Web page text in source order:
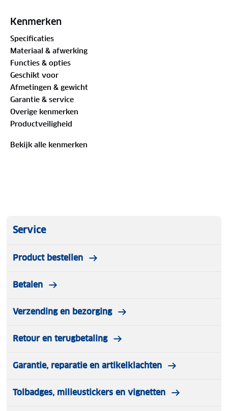
zorgen voor extra comfort en veiligheid.
Voordelen:
• 2 in 1 driewieler en loopfiets
• Geschikt voor kinderen van 1,5 tot 4 jaar
• Verstelbaar zadel van 29 tot 41 cm
• Verstelbaar stuur van 50 tot 57 cm
• 12 inch luchtbanden met autoventiel
• Inclusief afneembare duwstang
• Stuurbegrenzer voor extra veiligheid
• TÜV GS gecertificeerd
Stuurhoogte: 50 tot 57 cm
Inhoud verpakking:
• Afneembare duwstang
• Naamstickerset
Kenmerken
Specificaties
Materiaal & afwerking
Functies & opties
Geschikt voor
Afmetingen & gewicht
Garantie & service
Overige kenmerken
Productveiligheid
Bekijk alle kenmerken
Service
Product bestellen
Betalen
Verzending en bezorging
Retour en terugbetaling
Garantie, reparatie en artikelklachten
Tolbadges, milieustickers en vignetten